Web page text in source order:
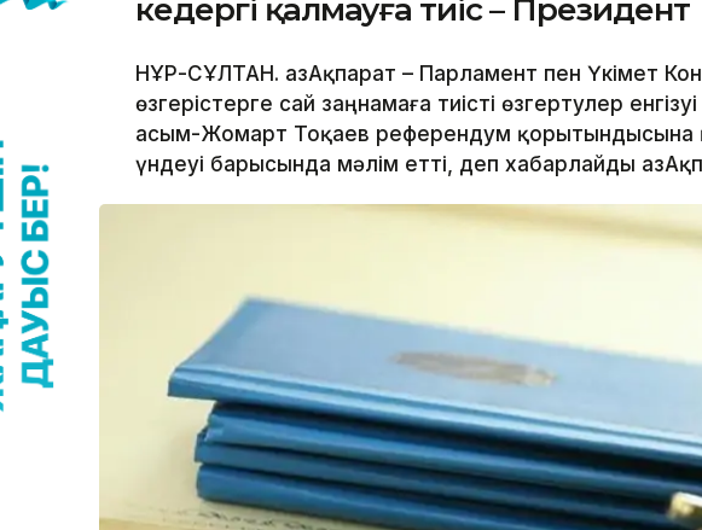
кедергі қалмауға тиіс – Президент
НҰР-СҰЛТАН. ҚазАқпарат – Парламент пен Үкімет
өзгерістерге сай заңнамаға тиісті өзгертулер
Қасым-Жомарт Тоқаев референдум қорытындысына
үндеуі барысында мәлім етті, деп хабарлайды